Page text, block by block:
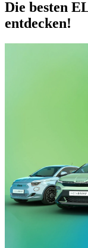
Die besten
entdecken!